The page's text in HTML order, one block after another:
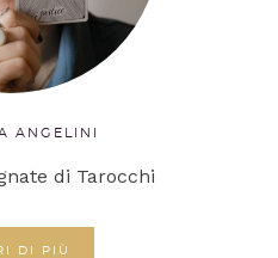
ANGELINI
di Tarocchi
DI PIÙ